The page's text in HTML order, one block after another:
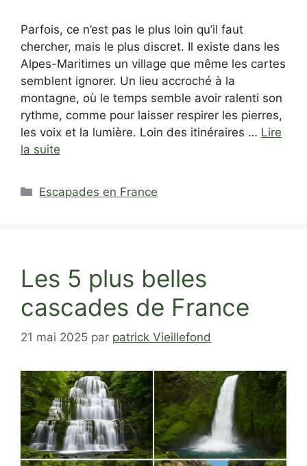
Parfois, ce n’est pas le plus loin qu’il faut
chercher, mais le plus discret. Il existe dans les
Alpes-Maritimes un village que même les cartes
semblent ignorer. Un lieu accroché à la
montagne, où le temps semble avoir ralenti son
rythme, comme pour laisser respirer les pierres,
les voix et la lumière. Loin des itinéraires … Lire
la suite
Catégories
Escapades en France
Les 5 plus belles
cascades de France
21 mai 2025 par patrick Vieillefond